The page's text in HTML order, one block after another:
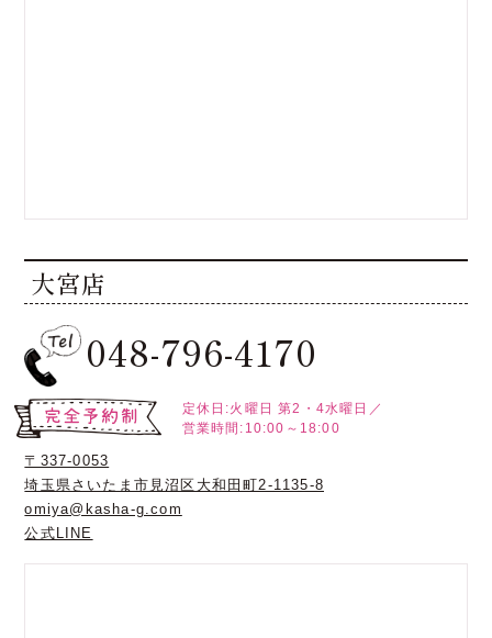
大宮店
048-796-4170
定休日:火曜日 第2・4水曜日／
営業時間:10:00～18:00
〒337-0053
埼玉県さいたま市見沼区大和田町2-1135-8
omiya@kasha-g.com
公式LINE